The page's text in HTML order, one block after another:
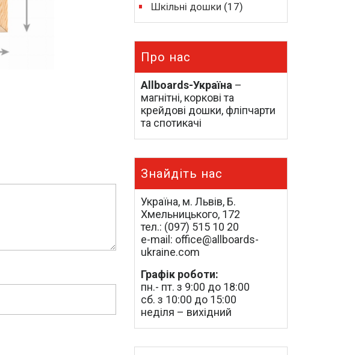
Шкільні дошки (17)
Про нас
Allboards-Україна –
магнітні, коркові та
крейдові дошки, фліпчарти
та спотикачі
Знайдіть нас
Україна, м. Львів, Б.
Хмельницького, 172
тел.: (097) 515 10 20
e-mail: office@allboards-
ukraine.com
Графік роботи:
пн.- пт. з 9:00 до 18:00
сб. з 10:00 до 15:00
неділя – вихідний